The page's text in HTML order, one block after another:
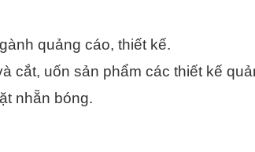
quảng cáo, thiết kế.
uốn sản phẩm các thiết kế
nhẵn bóng.